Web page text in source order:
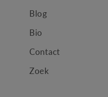
Blog
Bio
Contact
Zoek